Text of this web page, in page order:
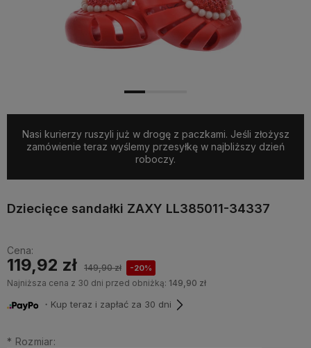
Nasi kurierzy ruszyli już w drogę z paczkami. Jeśli złożysz
zamówienie teraz wyślemy przesyłkę w najbliższy dzień
roboczy.
Dziecięce sandałki ZAXY LL385011-34337
Cena:
119,92 zł 149,90 zł -20%
Najniższa cena z 30 dni przed obniżką: 149,90 zł
・Kup teraz i zapłać za 30 dni
* Rozmiar: